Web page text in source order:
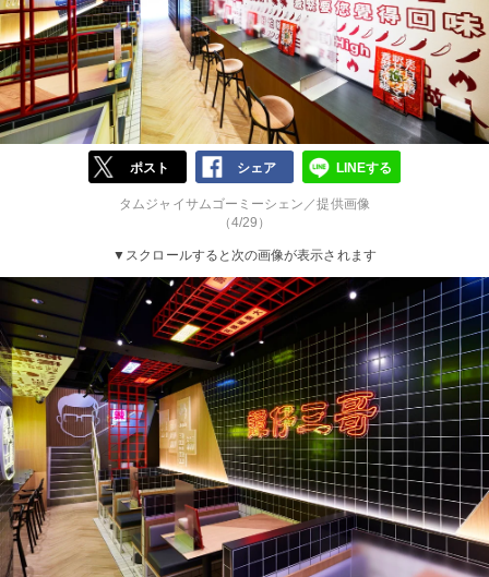
ポスト シェア LINEする
タムジャイサムゴーミーシェン／提供画像
（4/29）
▼スクロールすると次の画像が表示されます